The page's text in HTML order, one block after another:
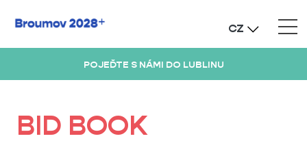
CZ
POJEĎTE S NÁMI DO LUBLINU
BID BOOK